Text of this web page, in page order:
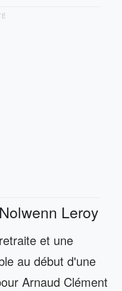
Leroy
et une
au début d'une
Arnaud Clément